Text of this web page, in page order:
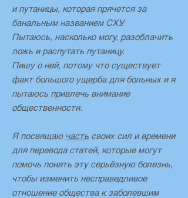
и путаницы, которая прячется за
банальным названием СХУ.
Пытаюсь, насколько могу, разоблачить
ложь и распутать путаницу.
Пишу о ней, потому что существует
факт большого ущерба для больных и я
пытаюсь привлечь внимание
общественности.
Я посвящаю часть своих сил и времени
для перевода статей, которые могут
помочь понять эту серьёзную болезнь,
чтобы изменить несправедливое
отношение общества к заболевшим